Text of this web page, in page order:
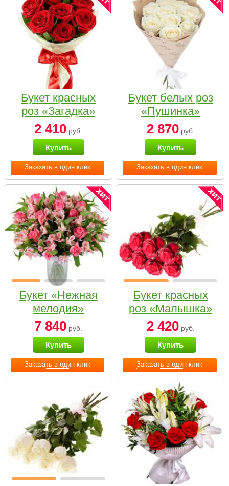
Заказать в один клик
Букет красных
роз «Загадка»
2 410 руб.
Купить
Заказать в один клик
Букет белых роз
«Пушинка»
2 870руб.
Купить
Заказать в один клик
Букет «Нежная
мелодия»
7 840 руб.
Купить
Заказать в один клик
Букет красных
роз «Малышка»
2 420руб.
Купить